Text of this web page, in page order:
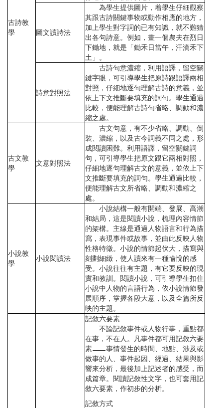
古詩教
學
圖文讀詩法
為學生提供圖片，着學生仔細觀察
其跟古詩關鍵事物或動作相應的地方，
加上學生對字詞的已有知識，就不難猜
出各句詩意。例如，畫一個農夫在烈日
下鋤地，就是「鋤禾日當午，汗滴禾下
土」。
詩意對照法
古詩句意濃縮，利用語譯，留空關
鍵字眼，可引導學生把原詩跟語譯兩相
對照，仔細地逐句理解古詩的意義，並
依上下文推斷要填充的詞句。學生通過
比較，便能理解古詩句省略、調動和濃
縮之處。
古文教
學
文意對照法
古文句意，有不少省略、調動、倒
裝、濃縮，以及古今詞義不同之處，形
成閱讀困難。利用語譯，留空關鍵詞
句，可引導學生把原文跟它兩相對照，
仔細地逐句理解古文的意義，並依上下
文推斷要填充的詞句。學生通過比較，
便能理解古文所省略、調動和濃縮之
處。
小說教
學
小說閱讀法
小說結構一般有開端、發展、高潮
和結局，這是閱讀小說，梳理內容情節
的架構。主線是通過人物語言和行為描
寫，表現事件或故事，並由此反映人物
性格特徵。小說的情節起伏大，描寫與
刻劃細緻，使人讀來有一種愉悅的感
受。小說往往有主題，有它要反映的現
實和教訓。閱讀小說，可引導學生扣住
小說中人物的言語行為，依小說情節發
展順序，掌握各段大意，以及全篇所反
映的主題。
記敘六要素
不論記敘事件或人物行事，重點都
在事，不在人。凡事件都可用記敘六要
素
事情發生的時間、地點、涉及或
做事的人、事件起因、經過、結果與影
響來分析，最後加上記述者的感受，而
成篇章。閱讀記敘性文字，也可套用記
敘六要素，作初步的分析。
記敘方式